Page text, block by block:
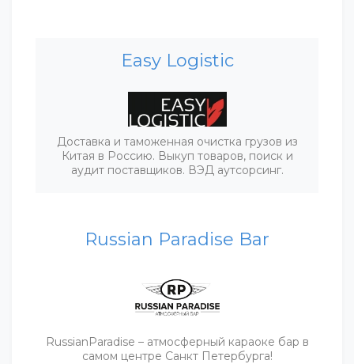
Easy Logistic
Доставка и таможенная очистка грузов из
Китая в Россию. Выкуп товаров, поиск и
аудит поставщиков. ВЭД аутсорсинг.
Russian Paradise Bar
RussianParadise – атмосферный караоке бар в
самом центре Санкт Петербурга!